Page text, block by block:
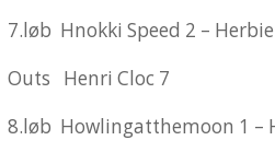
7.løb Hnokki Speed 2 –
Outs Henri Cloc 7
8.løb Howlingatthemoon 1 –